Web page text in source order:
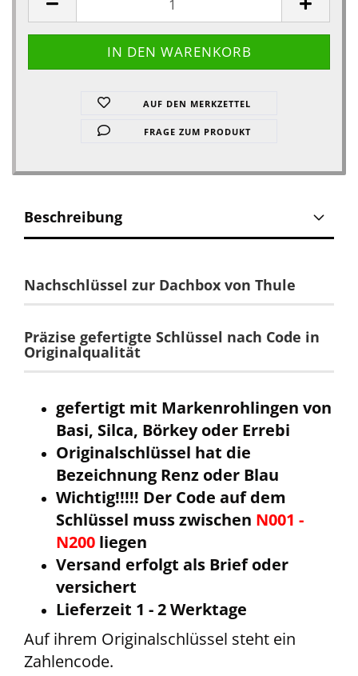
AUF DEN MERKZETTEL
FRAGE ZUM PRODUKT
Beschreibung
Nachschlüssel zur Dachbox von Thule
Präzise gefertigte Schlüssel nach Code in
Originalqualität
gefertigt mit Markenrohlingen von
Basi, Silca, Börkey oder Errebi
Originalschlüssel hat die
Bezeichnung Renz oder Blau
Wichtig!!!!! Der Code auf dem
Schlüssel muss zwischen N001 -
N200 liegen
Versand erfolgt als Brief oder
versichert
Lieferzeit 1 - 2 Werktage
Auf ihrem Originalschlüssel steht ein
Zahlencode.